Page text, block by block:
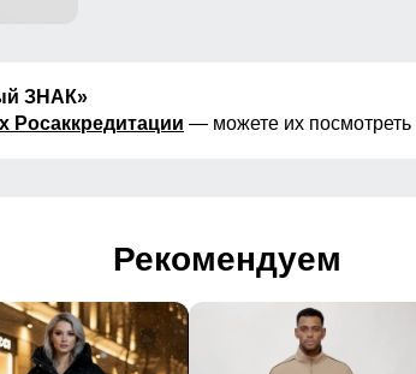
ЗНАК»
Росаккредитации — можете их посмотреть
Рекомендуем